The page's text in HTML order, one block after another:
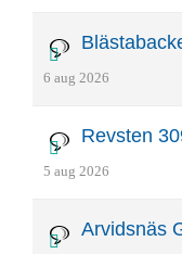
6 aug 2026
Revsten
5 aug 2026
Arvidsnäs